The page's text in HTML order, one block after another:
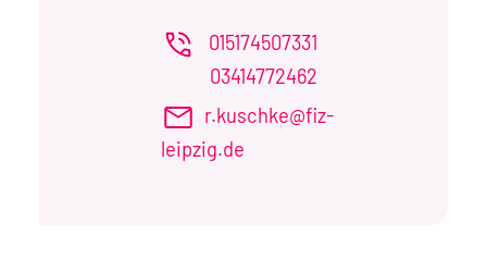
015174507331
03414772462
r.kuschke@fiz-
leipzig.de